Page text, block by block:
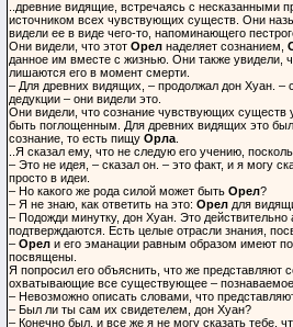
..древние видящие, встречаясь с несказанными
источником всех чувствующих существ. Они
видели ее в виде чего-то, напоминающего
Они видели, что этот Орелнаделяет сознанием,
данное им вместе с жизнью. Они также увидели,
лишаются его в момент смерти.
– Для древних видящих, – продолжал дон Хуан. –
дедукции – они видели это.
Они видели, что сознание чувствующих существ
быть поглощенным. Для древних видящих это
сознание, то есть пищу Орла.
..Я сказал ему, что не следую его учению,
– Это не идея, – сказал он. – это факт, и я могу
просто в идеи.
– Но какого же рода силой может быть Орел?
– Я не знаю, как ответить на это: Орелдля
– Подожди минутку, дон Хуан. Это
подтверждаются. Есть целые отрасли знания,
– Орели его эманации равным образом имеют
посвящены.
Я попросил его объяснить, что же представляют
охватывающие все существующее –
– Невозможно описать словами, что
– Был ли ты сам их свидетелем, дон Хуан?
– Конечно был, и все же я не могу сказать тебе,